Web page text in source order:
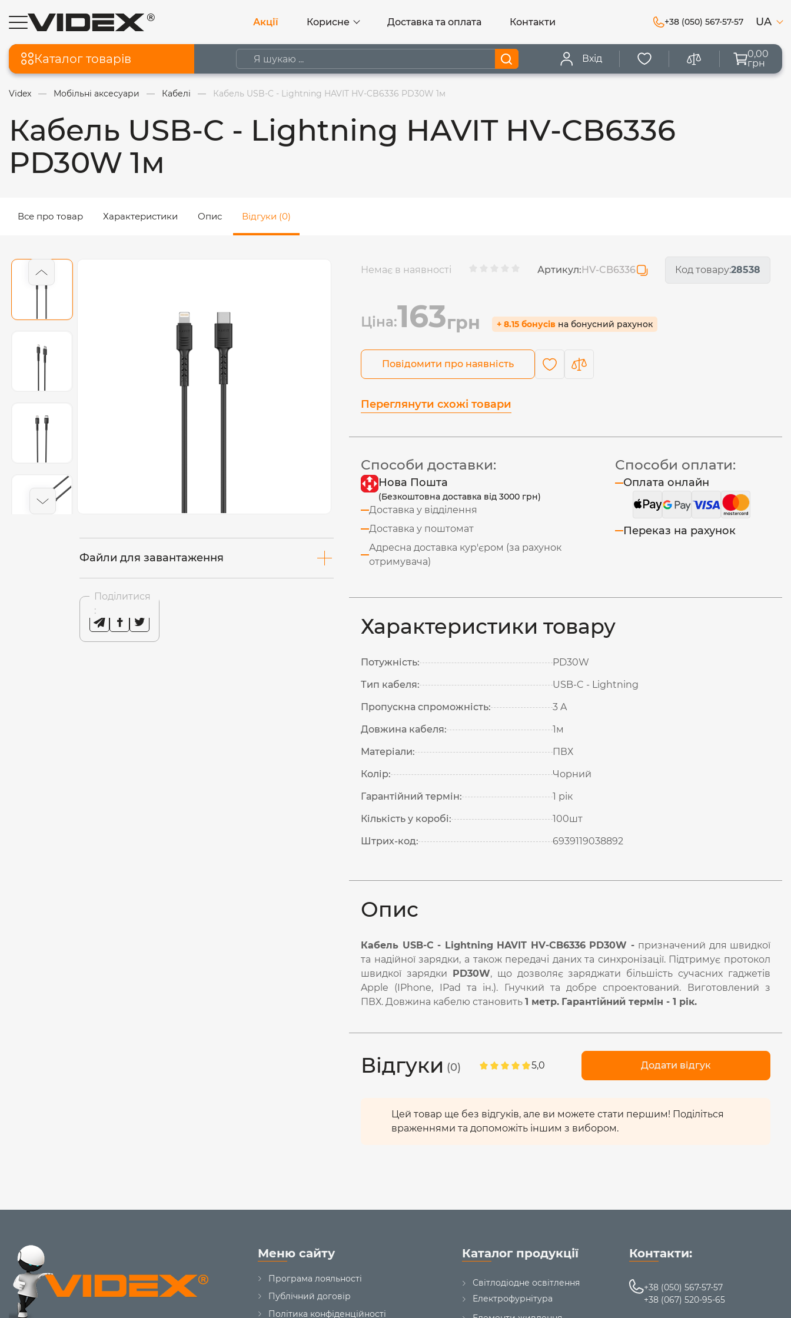
Акції Корисне Доставка та оплата Контакти +38 (050) 567-57-57 UA
Каталог товарів Вхід
0,00
грн
Videx Мобільні аксесуари Кабелі Кабель USB-C - Lightning HAVIT HV-CB6336 PD30W 1м
Кабель USB-C - Lightning HAVIT HV-CB6336
PD30W 1м
Все про товар Характеристики Опис Відгуки (0)
Файли для завантаження
Поділитися
:
Немає в наявності Артикул:HV-CB6336 Код товару:28538
Ціна:163грн + 8.15 бонусів на бонусний рахунок
Повідомити про наявність
Переглянути схожі товари
Способи доставки:
Нова Пошта
(Безкоштовна доставка від 3000 грн)
Доставка у відділення
Доставка у поштомат
Адресна доставка кур'єром (за рахунок
отримувача)
Способи оплати:
Оплата онлайн
Переказ на рахунок
Характеристики товару
Потужність:
PD30W
Тип кабеля:
USB-C - Lightning
Пропускна спроможність:
3 A
Довжина кабеля:
1м
Матеріали:
ПВХ
Колір:
Чорний
Гарантійний термін:
1 рік
Кількість у коробі:
100шт
Штрих-код:
6939119038892
Опис
Кабель USB-C - Lightning HAVIT HV-CB6336 PD30W - призначений для швидкої
та надійної зарядки, а також передачі даних та синхронізації. Підтримує протокол
швидкої зарядки PD30W, що дозволяє заряджати більшість сучасних гаджетів
Apple (IPhone, IPad та ін.). Гнучкий та добре спроектований. Виготовлений з
ПВХ. Довжина кабелю становить1 метр. Гарантійний термін - 1 рік.
Відгуки (0) 5,0 Додати відгук
Цей товар ще без відгуків, але ви можете стати першим! Поділіться
враженнями та допоможіть іншим з вибором.
Меню сайту
Програма лояльності
Публічний договір
Політика конфіденційності
Каталог продукції
Світлодіодне освітлення
Електрофурнітура
Контакти:
+38 (050) 567-57-57
+38 (067) 520-95-65